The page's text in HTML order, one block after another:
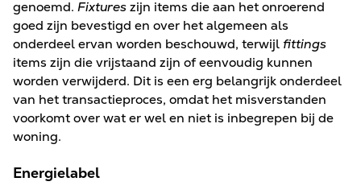
genoemd. Fixtureszijn items die aan het onroerend
goed zijn bevestigd en over het algemeen als
onderdeel ervan worden beschouwd, terwijl fittings
items zijn die vrijstaand zijn of eenvoudig kunnen
worden verwijderd. Dit is een erg belangrijk onderdeel
van het transactieproces, omdat het misverstanden
voorkomt over wat er wel en niet is inbegrepen bij de
woning.
Energielabel